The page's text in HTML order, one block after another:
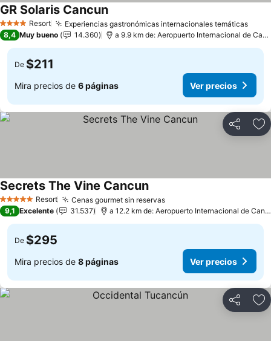
4 EstrellasResort Experiencias gastronómicas internacionales temáticasVer
GR Solaris CancunVer precios
8,4 Muy bueno 14.360 a 9.9 km de: Aeropuerto Internacional de
De $211
Mira precios de 6 páginas Ver precios
Compartir
5 Estrellas Resort Cenas gourmet sin reservasVer precios
Secrets The Vine CancunVer precios
9,1 Excelente 31.537 a 12.2 km de: Aeropuerto Internacional de
De $295
Mira precios de 8 páginas Ver precios
Compartir